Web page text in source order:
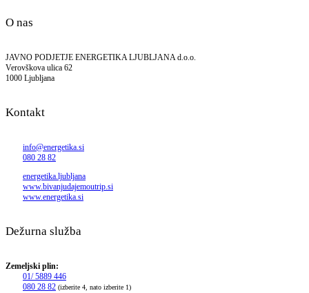
O nas
JAVNO PODJETJE ENERGETIKA LJUBLJANA d.o.o.
Verovškova ulica 62
1000 Ljubljana
Kontakt
info@energetika.si
080 28 82
energetika.ljubljana
www.bivanjudajemoutrip.si
www.energetika.si
Dežurna služba
Zemeljski plin:
01/ 5889 446
080 28 82 (izberite 4, nato izberite 1)